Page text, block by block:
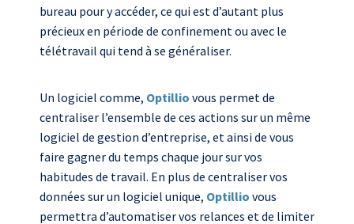
bureau pour y accéder, ce qui est d’autant plus
précieux en période de confinement ou avec le
télétravail qui tend à se généraliser.
Un logiciel comme, Optillio vous permet de
centraliser l’ensemble de ces actions sur un même
logiciel de gestion d’entreprise, et ainsi de vous
faire gagner du temps chaque jour sur vos
habitudes de travail. En plus de centraliser vos
données sur un logiciel unique, Optillio vous
permettra d’automatiser vos relances et de limiter